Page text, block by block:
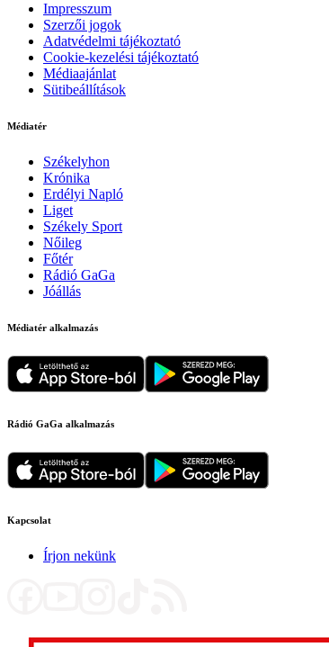
Impresszum
Szerzői jogok
Adatvédelmi tájékoztató
Cookie-kezelési tájékoztató
Médiaajánlat
Sütibeállítások
Médiatér
Székelyhon
Krónika
Erdélyi Napló
Liget
Székely Sport
Nőileg
Főtér
Rádió GaGa
Jóállás
Médiatér alkalmazás
Rádió GaGa alkalmazás
Kapcsolat
Írjon nekünk